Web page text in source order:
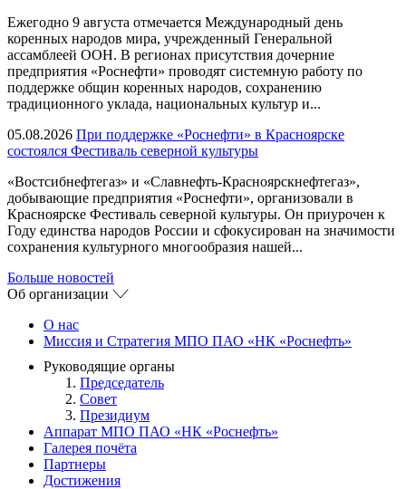
Ежегодно 9 августа отмечается Международный день
коренных народов мира, учрежденный Генеральной
ассамблеей ООН. В регионах присутствия дочерние
предприятия «Роснефти» проводят системную работу по
поддержке общин коренных народов, сохранению
традиционного уклада, национальных культур и...
05.08.2026 При поддержке «Роснефти» в Красноярске
состоялся Фестиваль северной культуры
«Востсибнефтегаз» и «Славнефть-Красноярскнефтегаз»,
добывающие предприятия «Роснефти», организовали в
Красноярске Фестиваль северной культуры. Он приурочен к
Году единства народов России и сфокусирован на значимости
сохранения культурного многообразия нашей...
Больше новостей
Об организации
О нас
Миссия и Стратегия МПО ПАО «НК «Роснефть»
Руководящие органы
Председатель
Совет
Президиум
Аппарат МПО ПАО «НК «Роснефть»
Галерея почёта
Партнеры
Достижения